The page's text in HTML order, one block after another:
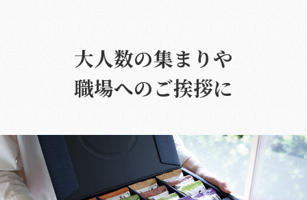
大人数の集まりや
職場へのご挨拶に